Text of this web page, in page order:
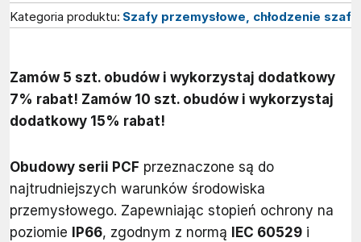
Kategoria produktu: Szafy przemysłowe, chłodzenie szaf
Zamów 5 szt. obudów i wykorzystaj dodatkowy
7% rabat! Zamów 10 szt. obudów i wykorzystaj
dodatkowy 15% rabat!
Obudowy serii PCF przeznaczone są do
najtrudniejszych warunków środowiska
przemysłowego. Zapewniając stopień ochrony na
poziomie
IP66, zgodnym z normą IEC 60529 i